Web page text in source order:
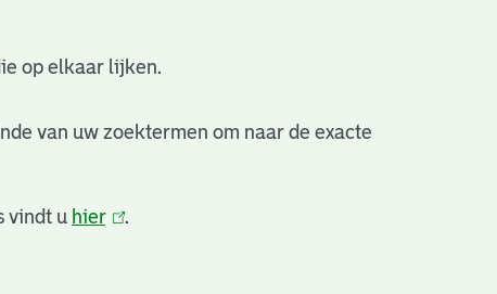
op elkaar lijken.
van uw zoektermen om naar de exacte
vindt u hier(link
.